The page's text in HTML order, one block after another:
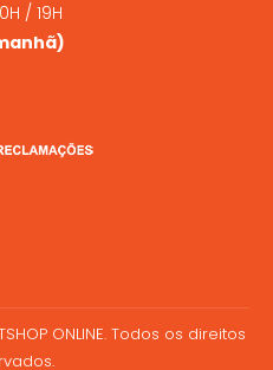
/ 19H
ONLINE. Todos os direitos